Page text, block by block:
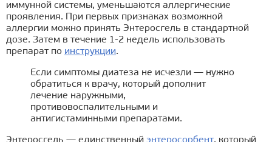
иммунной системы, уменьшаются аллергические
проявления. При первых признаках возможной
аллергии можно принять Энтеросгель в стандартной
дозе. Затем в течение 1-2 недель использовать
препарат по инструкции.
Если симптомы диатеза не исчезли — нужно
обратиться к врачу, который дополнит
лечение наружными,
противовоспалительными и
антигистаминными препаратами.